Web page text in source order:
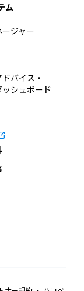
ム
ージャー
バイス・
シュボード